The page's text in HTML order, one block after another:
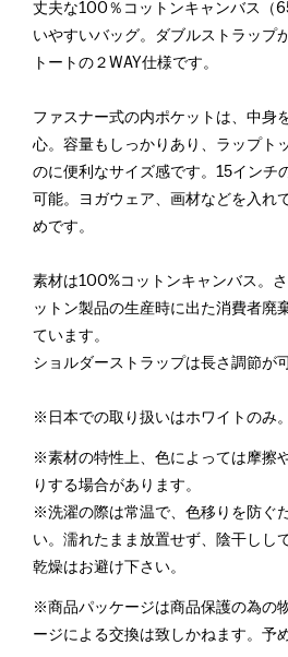
丈夫な100％コットンキャンバス（
いやすいバッグ。ダブルストラップ
トートの２WAY仕様です。
ファスナー式の内ポケットは、中身
心。容量もしっかりあり、ラップト
のに便利なサイズ感です。15インチ
可能。ヨガウェア、画材などを入れ
めです。
素材は100%コットンキャンバス。
ットン製品の生産時に出た消費者廃
ています。
ショルダーストラップは長さ調節が
※日本での取り扱いはホワイトのみ。
※素材の特性上、色によっては摩擦
りする場合があります。
※洗濯の際は常温で、色移りを防ぐ
い。濡れたまま放置せず、陰干しし
乾燥はお避け下さい。
※商品パッケージは商品保護の為の
ージによる交換は致しかねます。予